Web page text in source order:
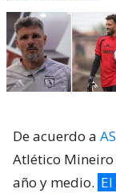
De acuerdo a AS
Atlético
año y medio.